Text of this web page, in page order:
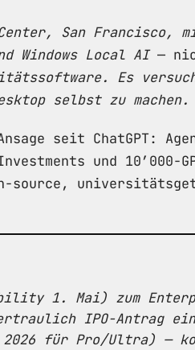
San Francisco,
Windows Local AI—
Es
selbst zu machen.
seit ChatGPT:
und
1. Mai) zum
IPO-Antrag ein
2026 für Pro/Ultra) —